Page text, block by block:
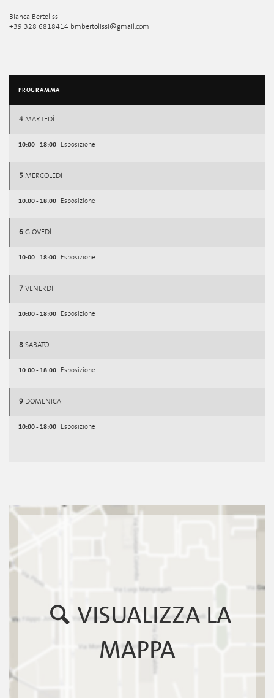
Bianca Bertolissi
+39 328 6818414 bmbertolissi@gmail.com
PROGRAMMA
4 MARTEDÌ
10:00 - 18:00 Esposizione
5 MERCOLEDÌ
10:00 - 18:00 Esposizione
6 GIOVEDÌ
10:00 - 18:00 Esposizione
7 VENERDÌ
10:00 - 18:00 Esposizione
8 SABATO
10:00 - 18:00 Esposizione
9 DOMENICA
10:00 - 18:00 Esposizione
VISUALIZZA LA
MAPPA